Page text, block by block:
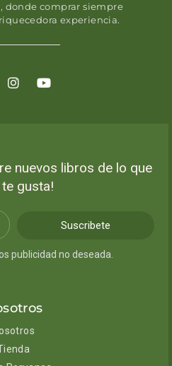
donde comprar siempre
experiencia.
nuevos libros de lo que
gusta!
Suscribete
publicidad no deseada.